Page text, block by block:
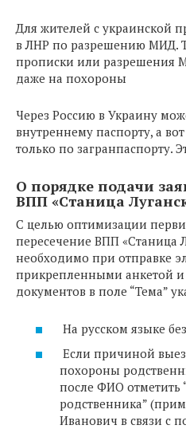
Для жителей с украинской
в ЛНР по разрешению МИД.
прописки или разрешения
даже на похороны
Через Россию в Украину
внутреннему паспорту, а
только по загранпаспорту.
О порядке подачи
ВПП «Станица
С целью оптимизации
пересечение ВПП «Станица
необходимо при отправке
прикрепленными анкетой
документов в поле “Тема”
На русском языке
Если причиной
похороны
после ФИО отметить
родственника”
Иванович в связи с